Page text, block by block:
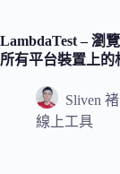
LambdaTest – 瀏
所有平台裝置上的
Sliven
線上工具